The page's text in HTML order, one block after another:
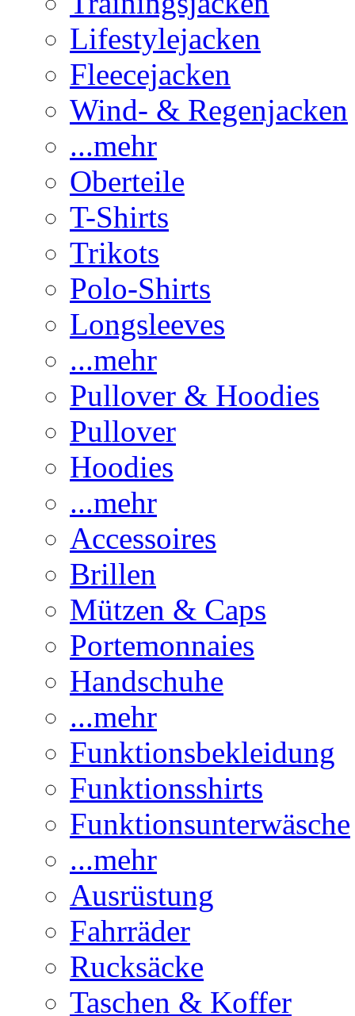
Lifestylejacken
Fleecejacken
Wind- & Regenjacken
...mehr
Oberteile
T-Shirts
Trikots
Polo-Shirts
Longsleeves
...mehr
Pullover & Hoodies
Pullover
Hoodies
...mehr
Accessoires
Brillen
Mützen & Caps
Portemonnaies
Handschuhe
...mehr
Funktionsbekleidung
Funktionsshirts
Funktionsunterwäsche
...mehr
Ausrüstung
Fahrräder
Rucksäcke
Taschen & Koffer